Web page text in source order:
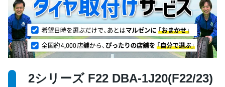
2シリーズ F22 DBA-1J20(F22/23)